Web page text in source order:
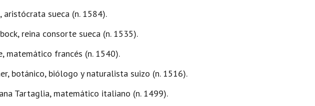
aristócrata sueca (n. 1584).
reina consorte sueca (n. 1535).
matemático francés (n. 1540).
botánico, biólogo y naturalista suizo (n. 1516).
Tartaglia, matemático italiano (n. 1499).